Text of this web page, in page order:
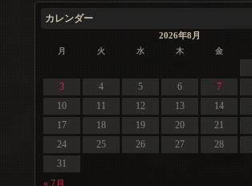
カレンダー
2026年8月
月 火 水 木 金
3
4 5 6 7
10
11 12 13 14
17
18 19 20 21
24
25 26 27 28
31